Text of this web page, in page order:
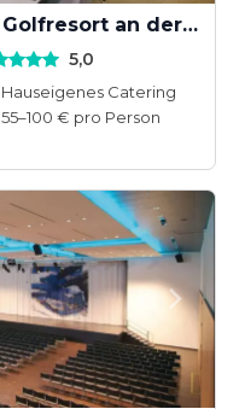
Gut Heckenhof Hotel- & Golfresort an der Sieg
5,0
Hauseigenes Catering
55–100 € pro Person